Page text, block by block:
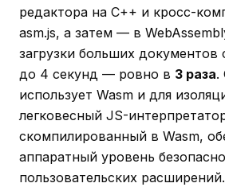
редактора на C++ и кросс-
asm.js, а затем — в
загрузки больших документов
до 4 секунд — ровно в 3 раза.
использует Wasm и для
легковесный JS-
скомпилированный в Wasm,
аппаратный уровень
пользовательских расширений.